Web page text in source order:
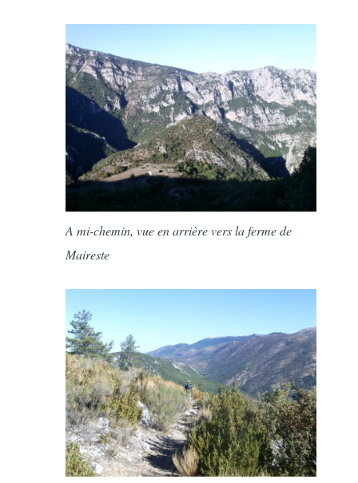
A mi-chemin, vue en arrière vers la ferme de
Maireste